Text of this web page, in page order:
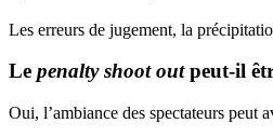
Les erreurs de jugement, la
Le penalty shoot outpeut-il
Oui, l’ambiance des spectateurs peut